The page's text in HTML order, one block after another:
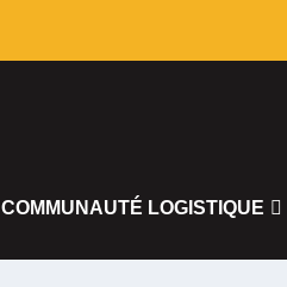
COMMUNAUTÉ LOGISTIQUE